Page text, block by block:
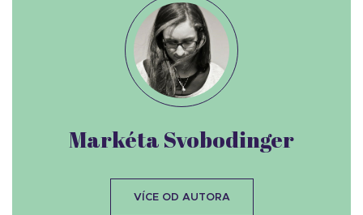
Markéta Svobodinger
VÍCE OD AUTORA